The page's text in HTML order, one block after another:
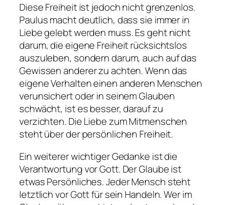
Diese Freiheit ist jedoch nicht grenzenlos.
Paulus macht deutlich, dass sie immer in
Liebe gelebt werden muss. Es geht nicht
darum, die eigene Freiheit rücksichtslos
auszuleben, sondern darum, auch auf das
Gewissen anderer zu achten. Wenn das
eigene Verhalten einen anderen Menschen
verunsichert oder in seinem Glauben
schwächt, ist es besser, darauf zu
verzichten. Die Liebe zum Mitmenschen
steht über der persönlichen Freiheit.
Ein weiterer wichtiger Gedanke ist die
Verantwortung vor Gott. Der Glaube ist
etwas Persönliches. Jeder Mensch steht
letztlich vor Gott für sein Handeln. Wer im